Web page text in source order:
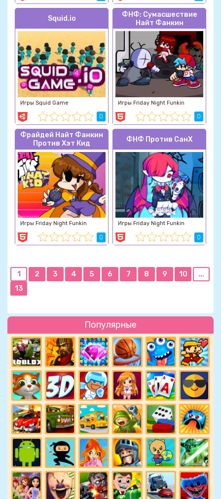
Популярные
Squid.io
Игры Squid Game
0
ФНФ: Сумасшествие
Найт Фанкин
Игры Friday Night Funkin
0
Фрайдей Найт Фанкин
Против Хэт Кид
Игры Friday Night Funkin
0
ФНФ Против СанХ
Игры Friday Night Funkin
0
1 2 3 4 5 6 7 8 9 10
...
13